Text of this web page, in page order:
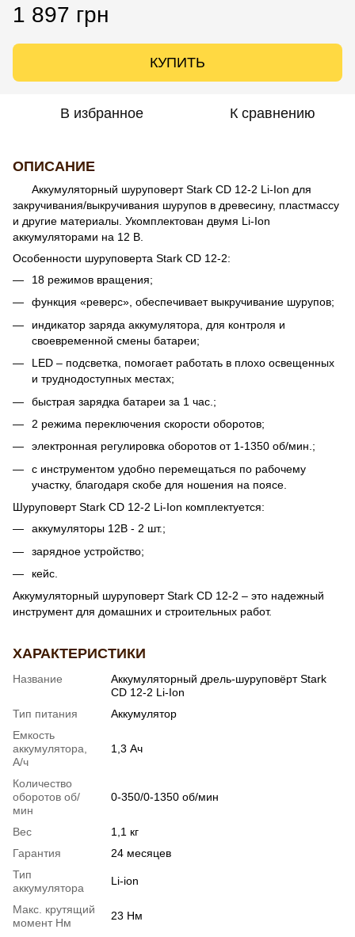
1 897 грн
КУПИТЬ
В избранное К сравнению
ОПИСАНИЕ
Аккумуляторный шуруповерт Stark CD 12-2 Li-Ion для
закручивания/выкручивания шурупов в древесину, пластмассу
и другие материалы. Укомплектован двумя Li-Ion
аккумуляторами на 12 В.
Особенности шуруповерта Stark CD 12-2:
18 режимов вращения;
функция «реверс», обеспечивает выкручивание шурупов;
индикатор заряда аккумулятора, для контроля и
своевременной смены батареи;
LED – подсветка, помогает работать в плохо освещенных
и труднодоступных местах;
быстрая зарядка батареи за 1 час.;
2 режима переключения скорости оборотов;
электронная регулировка оборотов от 1-1350 об/мин.;
с инструментом удобно перемещаться по рабочему
участку, благодаря скобе для ношения на поясе.
Шуруповерт Stark CD 12-2 Li-Ion комплектуется:
аккумуляторы 12В - 2 шт.;
зарядное устройство;
кейс.
Аккумуляторный шуруповерт Stark CD 12-2 – это надежный
инструмент для домашних и строительных работ.
ХАРАКТЕРИСТИКИ
Название
Аккумуляторный дрель-шуруповёрт Stark
CD 12-2 Li-Ion
Тип питания
Аккумулятор
Емкость
аккумулятора,
А/ч
1,3 Ач
Количество
оборотов об/
мин
0-350/0-1350 об/мин
Вес
1,1 кг
Гарантия
24 месяцев
Тип
аккумулятора
Li-ion
Макс. крутящий
момент Нм
23 Нм